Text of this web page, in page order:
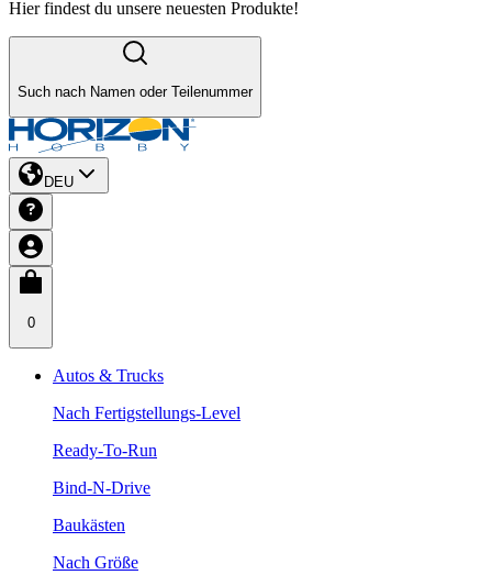
Hier findest du unsere neuesten Produkte!
Such nach Namen oder Teilenummer
DEU
0
Autos & Trucks
Nach Fertigstellungs-Level
Ready-To-Run
Bind-N-Drive
Baukästen
Nach Größe